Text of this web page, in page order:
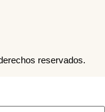
reservados.